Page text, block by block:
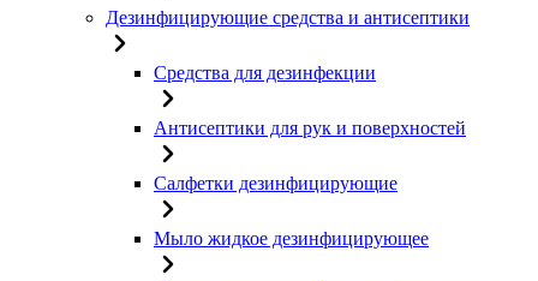
Дезинфицирующие средства и антисептики
Средства для дезинфекции
Антисептики для рук и поверхностей
Салфетки дезинфицирующие
Мыло жидкое дезинфицирующее